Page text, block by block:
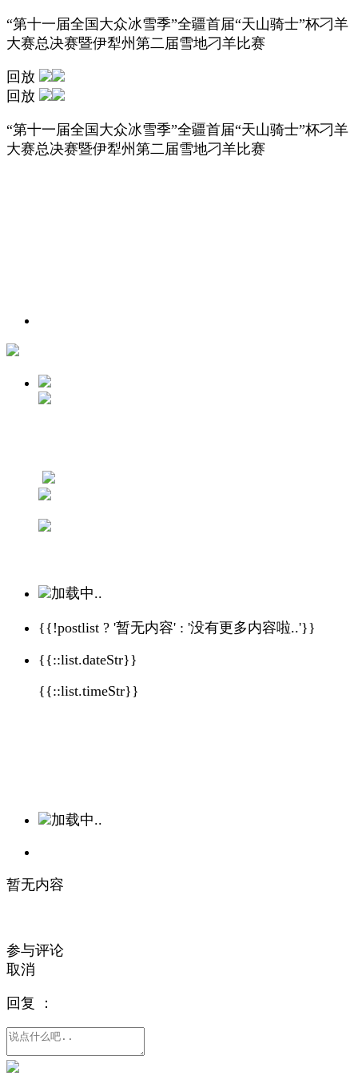
“第十一届全国大众冰雪季”全疆首届“天山骑士”杯刁羊
大赛总决赛暨伊犁州第二届雪地刁羊比赛
回放
回放
“第十一届全国大众冰雪季”全疆首届“天山骑士”杯刁羊
大赛总决赛暨伊犁州第二届雪地刁羊比赛
加载中..
{{!postlist ? '暂无内容' : '没有更多内容啦..'}}
{{::list.dateStr}}
{{::list.timeStr}}
加载中..
暂无内容
参与评论
取消
回复 ：